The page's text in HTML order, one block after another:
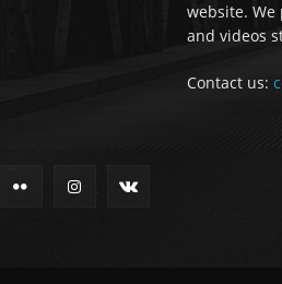
website.
and videos
Contact us: